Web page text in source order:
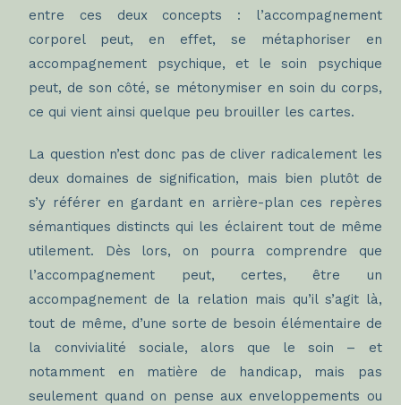
entre ces deux concepts : l’accompagnement
corporel peut, en effet, se métaphoriser en
accompagnement psychique, et le soin psychique
peut, de son côté, se métonymiser en soin du corps,
ce qui vient ainsi quelque peu brouiller les cartes.
La question n’est donc pas de cliver radicalement les
deux domaines de signification, mais bien plutôt de
s’y référer en gardant en arrière-plan ces repères
sémantiques distincts qui les éclairent tout de même
utilement. Dès lors, on pourra comprendre que
l’accompagnement peut, certes, être un
accompagnement de la relation mais qu’il s’agit là,
tout de même, d’une sorte de besoin élémentaire de
la convivialité sociale, alors que le soin – et
notamment en matière de handicap, mais pas
seulement quand on pense aux enveloppements ou